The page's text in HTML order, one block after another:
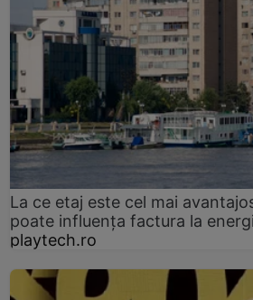
La ce etaj este cel mai
poate influența factura la
playtech.ro